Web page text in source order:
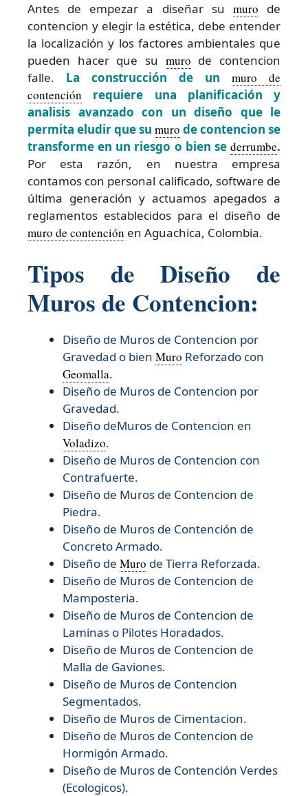
Antes de empezar a diseñar su muro de
contencion y elegir la estética, debe entender
la localización y los factores ambientales que
pueden hacer que su muro de contencion
falle. La construcción de un muro de
contención requiere una planificación y
analisis avanzado con un diseño que le
permita eludir que su muro de contencion se
transforme en un riesgo o bien se derrumbe.
Por esta razón, en nuestra empresa
contamos con personal calificado, software de
última generación y actuamos apegados a
reglamentos establecidos para el diseño de
muro de contención en Aguachica, Colombia.
Tipos de Diseño de
Muros de Contencion:
Diseño de Muros de Contencion por
Gravedad o bien Muro Reforzado con
Geomalla.
Diseño de Muros de Contencion por
Gravedad.
Diseño deMuros de Contencion en
Voladizo.
Diseño de Muros de Contencion con
Contrafuerte.
Diseño de Muros de Contencion de
Piedra.
Diseño de Muros de Contención de
Concreto Armado.
Diseño de Muro de Tierra Reforzada.
Diseño de Muros de Contencion de
Mamposteria.
Diseño de Muros de Contencion de
Laminas o Pilotes Horadados.
Diseño de Muros de Contencion de
Malla de Gaviones.
Diseño de Muros de Contencion
Segmentados.
Diseño de Muros de Cimentacion.
Diseño de Muros de Contencion de
Hormigón Armado.
Diseño de Muros de Contención Verdes
(Ecologicos).